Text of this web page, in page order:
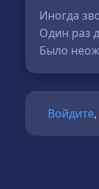
Иногда
Один раз
Было
Войдите